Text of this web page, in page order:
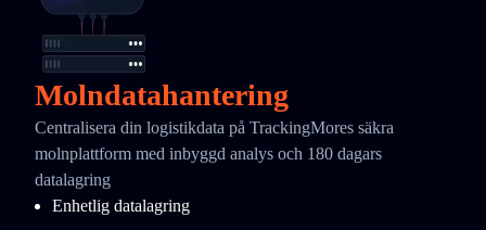
Molndatahantering
Centralisera din logistikdata på TrackingMores säkra
molnplattform med inbyggd analys och 180 dagars
datalagring
Enhetlig datalagring